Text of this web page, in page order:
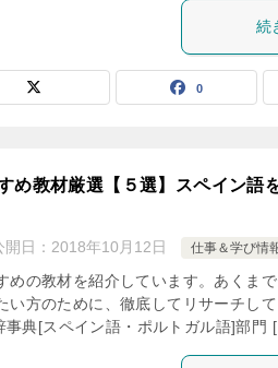
続
0
め教材厳選【５選】スペイン語
開日： 2018年10月12日 仕事＆学び情
めの教材を紹介しています。あくま
い方のために、徹底してリサーチし
事典[スペイン語・ポルトガル語]部門